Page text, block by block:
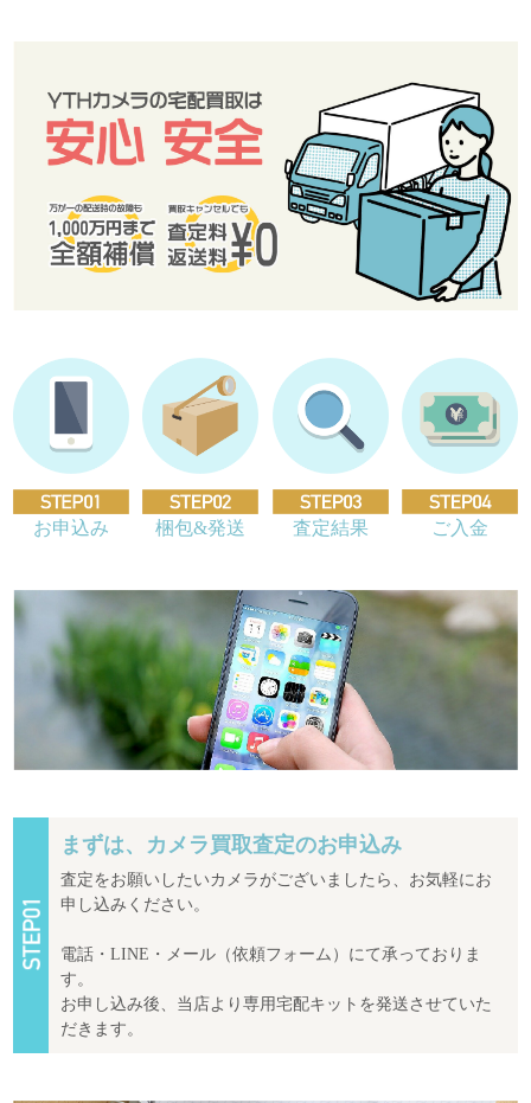
お申込み 梱包&発送 査定結果 ご入金
まずは、カメラ買取査定のお申込み
査定をお願いしたいカメラがございましたら、お気軽にお
申し込みください。
電話・LINE・メール（依頼フォーム）にて承っておりま
す。
お申し込み後、当店より専用宅配キットを発送させていた
だきます。